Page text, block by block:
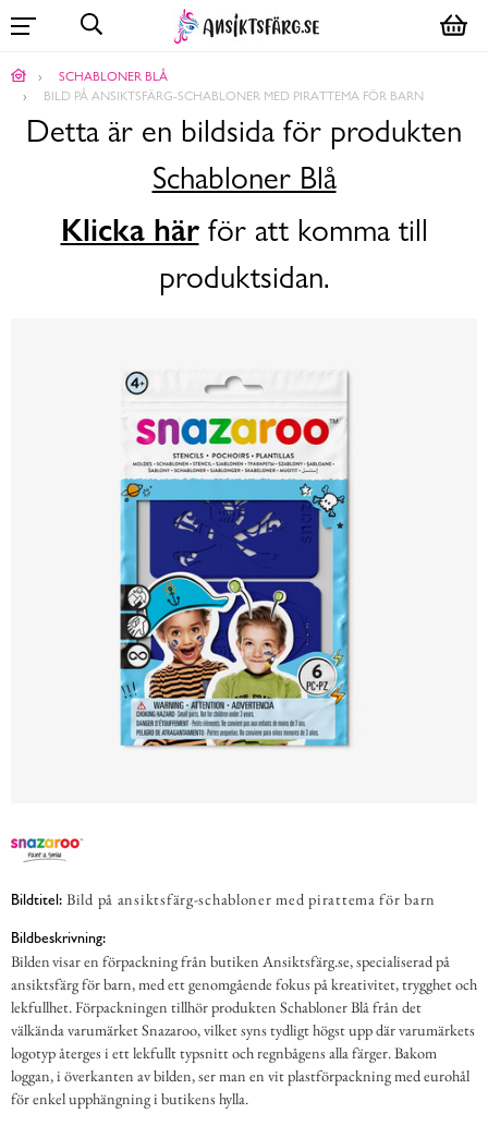
SCHABLONER BLÅ
BILD PÅ ANSIKTSFÄRG-SCHABLONER MED PIRATTEMA FÖR BARN
Detta är en bildsida för produkten
Schabloner Blå
Klicka härför att komma till
produktsidan.
Bildtitel: Bild på ansiktsfärg-schabloner med pirattema för barn
Bildbeskrivning:
Bilden visar en förpackning från butiken Ansiktsfärg.se, specialiserad på
ansiktsfärg för barn, med ett genomgående fokus på kreativitet, trygghet och
lekfullhet. Förpackningen tillhör produkten Schabloner Blå från det
välkända varumärket Snazaroo, vilket syns tydligt högst upp där varumärkets
logotyp återges i ett lekfullt typsnitt och regnbågens alla färger. Bakom
loggan, i överkanten av bilden, ser man en vit plastförpackning med eurohål
för enkel upphängning i butikens hylla.